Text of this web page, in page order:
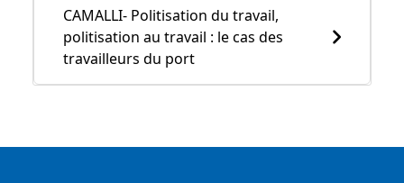
CAMALLI- Politisation du travail,
politisation au travail : le cas des
travailleurs du port